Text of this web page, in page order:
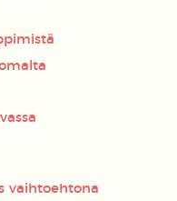
vaihtoehtona